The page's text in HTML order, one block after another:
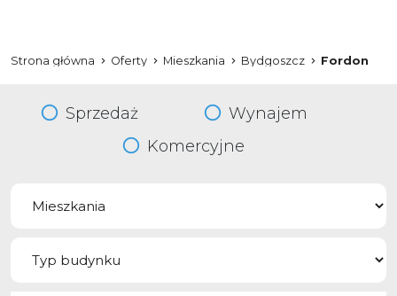
Strona główna Oferty Mieszkania Bydgoszcz Fordon
Sprzedaż
Wynajem
Komercyjne